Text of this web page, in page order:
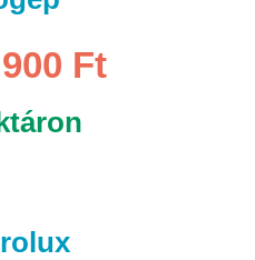
Ft